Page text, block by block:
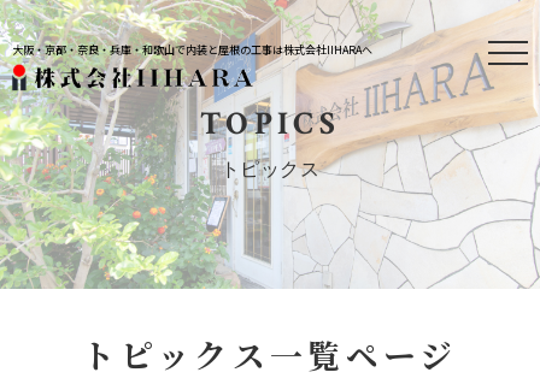
大阪・京都・奈良・兵庫・和歌山で内装と屋根の工事は株式会社IIHARAへ
TOPICS
トピックス
トピックス一覧ページ